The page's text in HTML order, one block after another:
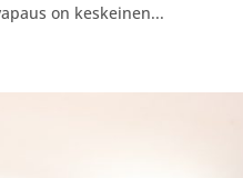
on keskeinen...